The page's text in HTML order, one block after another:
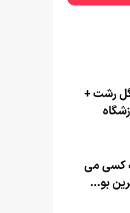
رشت +
کسی می
بو...